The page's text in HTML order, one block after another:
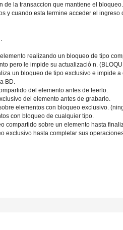
de la transaccion que mantiene el
y cuando esta termine acceder el ingreso
realizando un bloqueo de tipo
pero le impide su actualizació n.
un bloqueo de tipo exclusivo e impide
BD.
del elemento antes de leerlo.
del elemento antes de grabarlo.
elementos con bloqueo exclusivo.
con bloqueo de cualquier tipo.
compartido sobre un elemento hasta
exclusivo hasta completar sus